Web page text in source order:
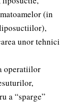
(in
unor tehnici
operatiilor
a “sparge”